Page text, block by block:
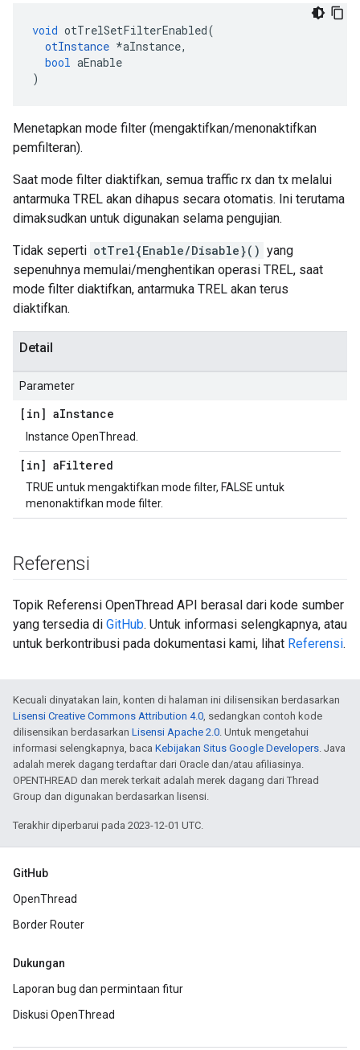
void otTrelSetFilterEnabled(
otInstance *aInstance,
bool aEnable
)
Menetapkan mode filter (mengaktifkan/menonaktifkan
pemfilteran).
Saat mode filter diaktifkan, semua traffic rx dan tx melalui
antarmuka TREL akan dihapus secara otomatis. Ini terutama
dimaksudkan untuk digunakan selama pengujian.
Tidak seperti otTrel{Enable/Disable}() yang
sepenuhnya memulai/menghentikan operasi TREL, saat
mode filter diaktifkan, antarmuka TREL akan terus
diaktifkan.
Detail
Parameter
[in] aInstance
Instance OpenThread.
[in] aFiltered
TRUE untuk mengaktifkan mode filter, FALSE untuk
menonaktifkan mode filter.
Referensi
Topik Referensi OpenThread API berasal dari kode sumber
yang tersedia di GitHub. Untuk informasi selengkapnya, atau
untuk berkontribusi pada dokumentasi kami, lihat Referensi.
Kecuali dinyatakan lain, konten di halaman ini dilisensikan berdasarkan
Lisensi Creative Commons Attribution 4.0, sedangkan contoh kode
dilisensikan berdasarkan Lisensi Apache 2.0. Untuk mengetahui
informasi selengkapnya, baca Kebijakan Situs Google Developers. Java
adalah merek dagang terdaftar dari Oracle dan/atau afiliasinya.
OPENTHREAD dan merek terkait adalah merek dagang dari Thread
Group dan digunakan berdasarkan lisensi.
Terakhir diperbarui pada 2023-12-01 UTC.
GitHub
OpenThread
Border Router
Dukungan
Laporan bug dan permintaan fitur
Diskusi OpenThread